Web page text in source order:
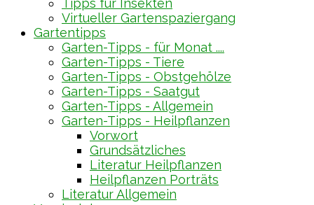
Tipps für Insekten
Virtueller Gartenspaziergang
Gartentipps
Garten-Tipps - für Monat ....
Garten-Tipps - Tiere
Garten-Tipps - Obstgehölze
Garten-Tipps - Saatgut
Garten-Tipps - Allgemein
Garten-Tipps - Heilpflanzen
Vorwort
Grundsätzliches
Literatur Heilpflanzen
Heilpflanzen Porträts
Literatur Allgemein